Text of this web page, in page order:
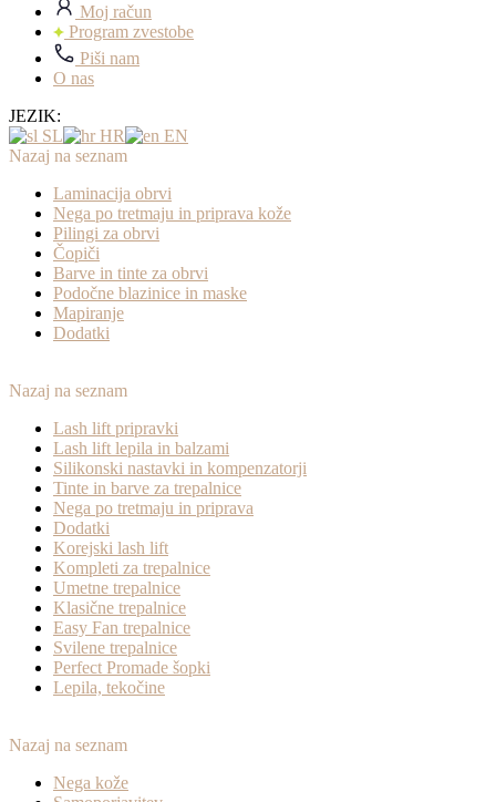
Moj račun
Program zvestobe
Piši nam
O nas
JEZIK:
SL
HR
EN
Nazaj na seznam
Laminacija obrvi
Nega po tretmaju in priprava kože
Pilingi za obrvi
Čopiči
Barve in tinte za obrvi
Podočne blazinice in maske
Mapiranje
Dodatki
Nazaj na seznam
Lash lift pripravki
Lash lift lepila in balzami
Silikonski nastavki in kompenzatorji
Tinte in barve za trepalnice
Nega po tretmaju in priprava
Dodatki
Korejski lash lift
Kompleti za trepalnice
Umetne trepalnice
Klasične trepalnice
Easy Fan trepalnice
Svilene trepalnice
Perfect Promade šopki
Lepila, tekočine
Nazaj na seznam
Nega kože